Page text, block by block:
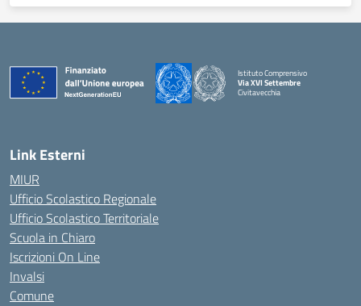
Istituto Comprensivo
Via XVI Settembre
Civitavecchia
Link Esterni
MIUR
Ufficio Scolastico Regionale
Ufficio Scolastico Territoriale
Scuola in Chiaro
Iscrizioni On Line
Invalsi
Comune